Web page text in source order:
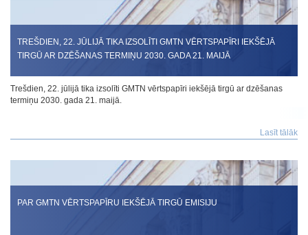
TREŠDIEN, 22. JŪLIJĀ TIKA IZSOLĪTI GMTN VĒRTSPAPĪRI IEKŠĒJĀ
TIRGŪ AR DZĒŠANAS TERMIŅU 2030. GADA 21. MAIJĀ
Trešdien, 22. jūlijā tika izsolīti GMTN vērtspapīri iekšējā tirgū ar dzēšanas
termiņu 2030. gada 21. maijā.
Lasīt tālāk
PAR GMTN VĒRTSPAPĪRU IEKŠĒJĀ TIRGŪ EMISIJU